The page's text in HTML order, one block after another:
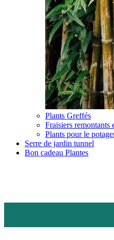
Plants Greffés
Fraisiers remontants
Plants pour le
Serre de jardin tunnel
Bon cadeau Plantes